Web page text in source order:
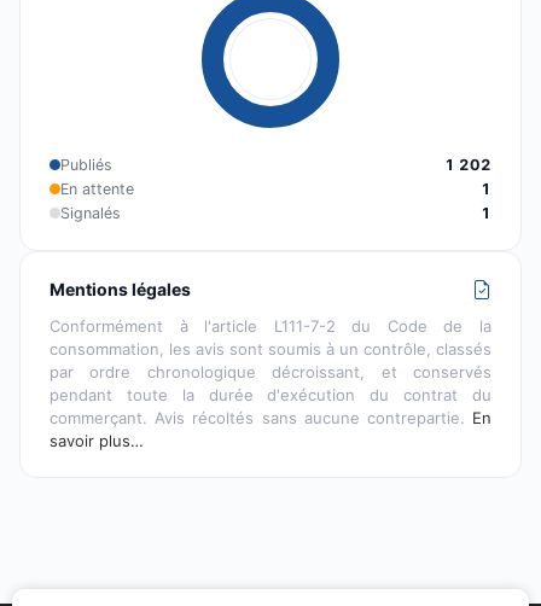
Publiés
1 202
En attente
1
Signalés
1
Mentions légales
Conformément à l'article L111-7-2 du Code de la
consommation, les avis sont soumis à un contrôle, classés
par ordre chronologique décroissant, et conservés
pendant toute la durée d'exécution du contrat du
commerçant. Avis récoltés sans aucune contrepartie. En
savoir plus…